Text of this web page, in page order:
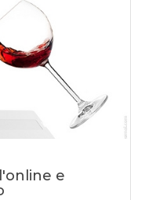
e